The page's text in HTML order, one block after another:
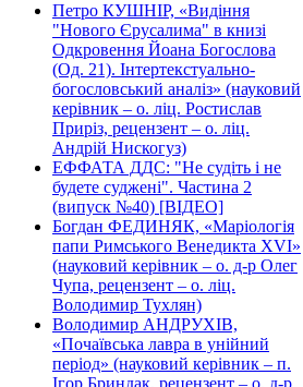
Петро КУШНІР, «Видіння
"Нового Єрусалима" в книзі
Одкровення Йоана Богослова
(Од. 21). Інтертекстуально-
богословський аналіз» (науковий
керівник – о. ліц. Ростислав
Приріз, рецензент – о. ліц.
Андрій Нискогуз)
ЕФФАТА ДДС: "Не судіть і не
будете суджені". Частина 2
(випуск №40) [ВІДЕО]
Богдан ФЕДИНЯК, «Маріологія
папи Римського Венедикта XVI»
(науковий керівник – о. д-р Олег
Чупа, рецензент – о. ліц.
Володимир Тухлян)
Володимир АНДРУХІВ,
«Почаївська лавра в унійний
період» (науковий керівник – п.
Ігор Бриндак, рецензент – о. д-р